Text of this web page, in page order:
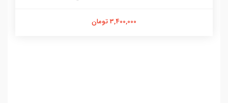
3,400,000 تومان